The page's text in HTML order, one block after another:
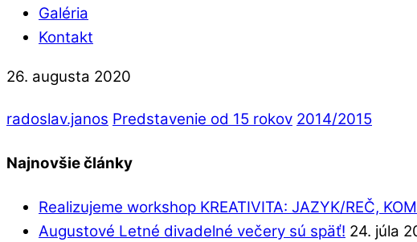
Galéria
Kontakt
26. augusta 2020
radoslav.janos Predstavenie od 15 rokov 2014/2015
Najnovšie články
Realizujeme workshop KREATIVITA: JAZYK/REČ,
Augustové Letné divadelné večery sú späť! 24. júla